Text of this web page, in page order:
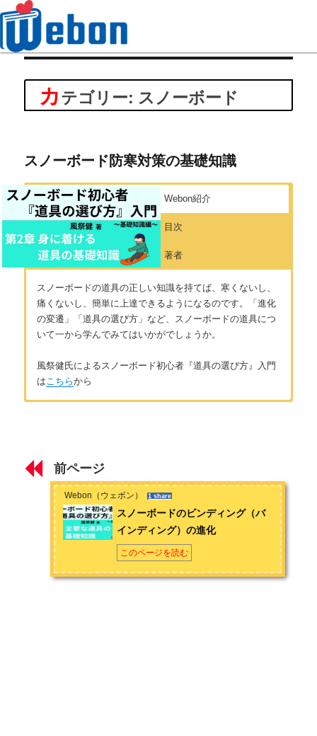
カテゴリー: スノーボード
スノーボード防寒対策の基礎知識
Webon紹介
目次
著者
スノーボードの道具の正しい知識を持てば、寒くないし、
痛くないし、簡単に上達できるようになるのです。「進化
の変遷」「道具の選び方」など、スノーボードの道具につ
いて一から学んでみてはいかがでしょうか。
風祭健氏によるスノーボード初心者『道具の選び方』入門
はこちらから
第1章 主要な道具の基礎知識
スノーボードの板の進化
スノーボードのブーツの進化
スノーボードのビンディング（バインディング）の進化
憧れてスノーボードを始め、かれこれスノーボーダー歴は約20
年になります。学校を卒業してから一度は会社員になるも、週
末だけのサンデーボーダーでは満足できなくなり転職。JSBAス
ノーボードC級インストラクターの資格を取得。それ以後、冬に
仕事のない農家や土木関係の仕事をし、冬はインストラクター
として山に籠もる生活を送っています。夏場はスケートボード
とサーフィンも始めてしまい、趣味も人生も横滑りばかりで
す。お問い合わせはこちらから
前ページ
Webon（ウェボン） 1 share
スノーボードのビンディング（バ
インディング）の進化
このページを読む